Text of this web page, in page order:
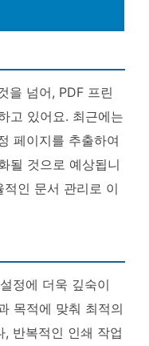
을 넘어, PDF 프린
고 있어요. 최근에는
페이지를 추출하여
될 것으로 예상됩니
인 문서 관리로 이
정에 더욱 깊숙이
목적에 맞춰 최적의
, 반복적인 인쇄 작업